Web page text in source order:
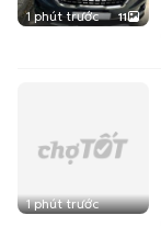
1 phút trước 11
1 phút trước